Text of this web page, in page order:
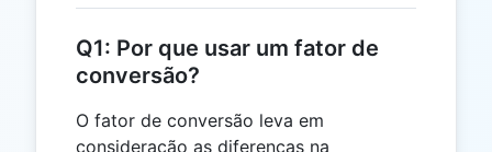
Q1: Por que usar um fator de
conversão?
O fator de conversão leva em
consideração as diferenças na